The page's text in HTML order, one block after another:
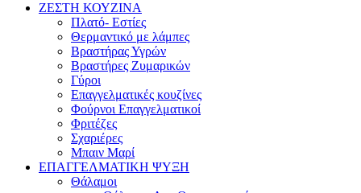
ΖΕΣΤΗ ΚΟΥΖΙΝΑ
Πλατό- Εστίες
Θερμαντικό με λάμπες
Βραστήρας Υγρών
Βραστήρες Ζυμαρικών
Γύροι
Επαγγελματικές κουζίνες
Φούρνοι Επαγγελματικοί
Φριτέζες
Σχαριέρες
Μπαιν Μαρί
ΕΠΑΓΓΕΛΜΑΤΙΚΗ ΨΥΞΗ
Θάλαμοι